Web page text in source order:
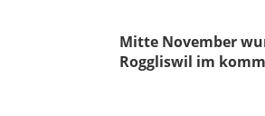
Mitte November
Roggliswil im